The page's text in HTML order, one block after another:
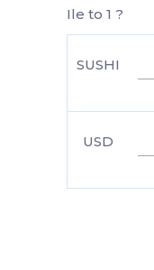
Ile to 1 ?
SUSHI
USD